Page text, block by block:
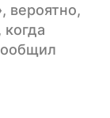
вероятно,